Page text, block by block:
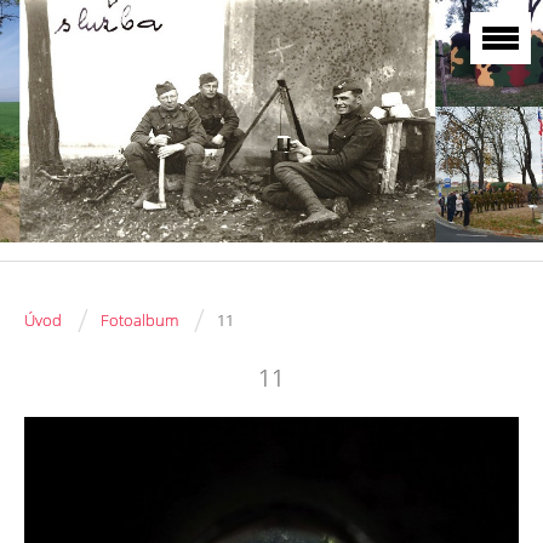
Úvod / Fotoalbum / 11
11